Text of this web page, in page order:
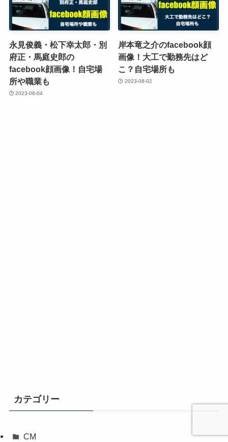
永見俊義・松下幸太郎・別
府正・馬庭史郎の
facebook顔画像！自宅場
所や職業も
2023-08-04
岸本竜之介のfacebook顔
画像！大工で勤務先はど
こ？自宅場所も
2023-08-02
カテゴリー
CM